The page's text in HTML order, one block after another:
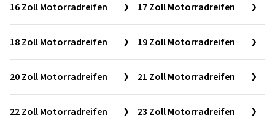
16 Zoll Motorradreifen 17 Zoll Motorradreifen
18 Zoll Motorradreifen 19 Zoll Motorradreifen
20 Zoll Motorradreifen 21 Zoll Motorradreifen
22 Zoll Motorradreifen 23 Zoll Motorradreifen